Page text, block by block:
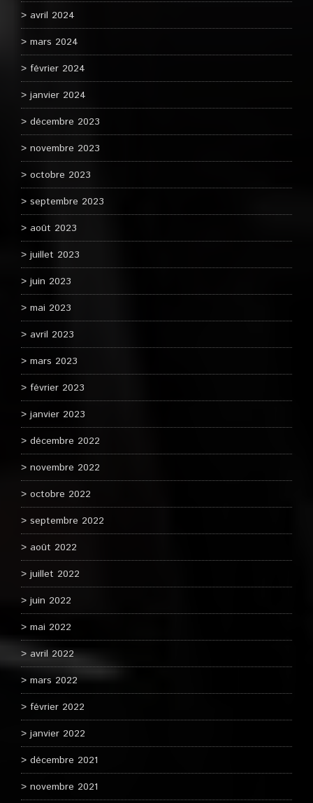
avril 2024
mars 2024
février 2024
janvier 2024
décembre 2023
novembre 2023
octobre 2023
septembre 2023
août 2023
juillet 2023
juin 2023
mai 2023
avril 2023
mars 2023
février 2023
janvier 2023
décembre 2022
novembre 2022
octobre 2022
septembre 2022
août 2022
juillet 2022
juin 2022
mai 2022
avril 2022
mars 2022
février 2022
janvier 2022
décembre 2021
novembre 2021